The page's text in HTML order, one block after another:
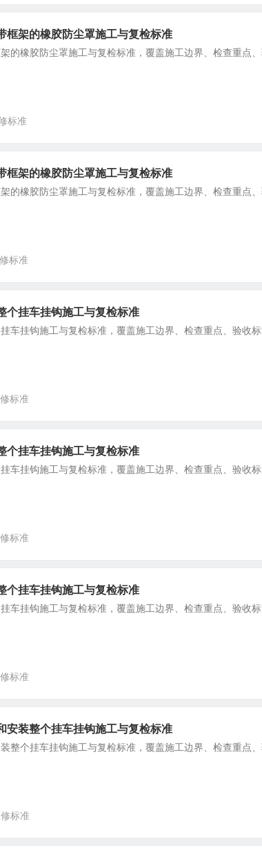
框架的橡胶防尘罩施工与复检标准
的橡胶防尘罩施工与复检标准，覆盖施工边界、检查重点
标准
框架的橡胶防尘罩施工与复检标准
的橡胶防尘罩施工与复检标准，覆盖施工边界、检查重点
标准
个挂车挂钩施工与复检标准
车挂钩施工与复检标准，覆盖施工边界、检查重点、验收
标准
个挂车挂钩施工与复检标准
车挂钩施工与复检标准，覆盖施工边界、检查重点、验收
标准
个挂车挂钩施工与复检标准
车挂钩施工与复检标准，覆盖施工边界、检查重点、验收
标准
安装整个挂车挂钩施工与复检标准
整个挂车挂钩施工与复检标准，覆盖施工边界、检查重点
标准